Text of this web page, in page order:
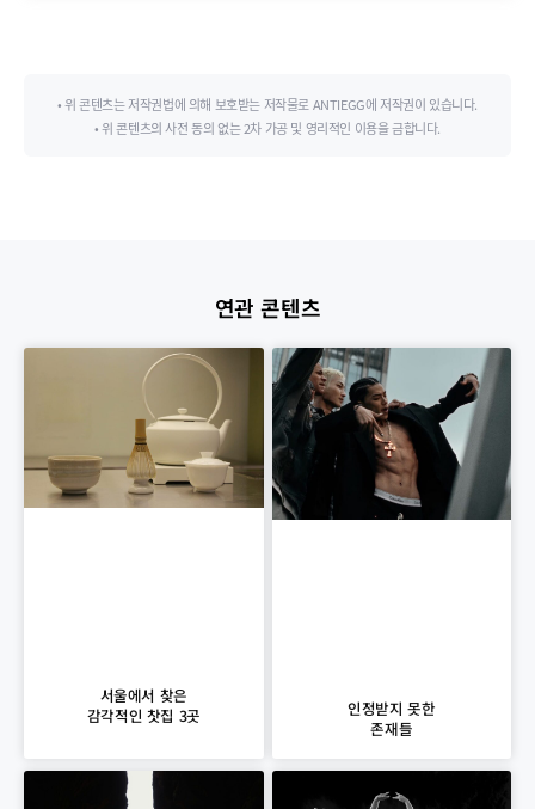
• 위 콘텐츠는 저작권법에 의해 보호받는 저작물로 ANTIEGG에 저작권이 있습니다.
• 위 콘텐츠의 사전 동의 없는 2차 가공 및 영리적인 이용을 금합니다.
연관 콘텐츠
서울에서 찾은
감각적인 찻집 3곳
인정받지 못한
존재들